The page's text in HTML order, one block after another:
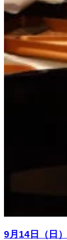
9月14日（日